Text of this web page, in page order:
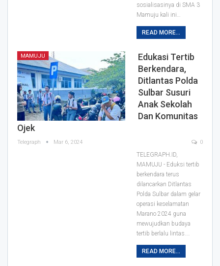
sosialisasinya di SMA 3
Mamuju kali ini…
READ MORE...
MAMUJU
Edukasi Tertib
Berkendara,
Ditlantas Polda
Sulbar Susuri
Anak Sekolah
Dan Komunitas
Ojek
Telegraph Mar 6, 2024 0
TELEGRAPH.ID,
MAMUJU - Eduksi tertib
berkendara terus
dilancarkan Ditlantas
Polda Sulbar dalam gelar
operasi keselamatan
Marano 2024 guna
mewujudkan budaya
tertib berlalu lintas.…
READ MORE...